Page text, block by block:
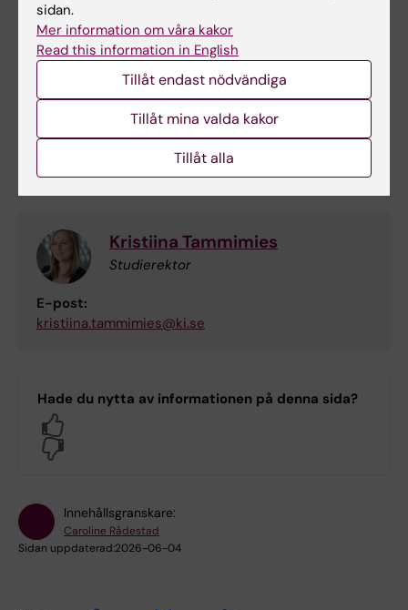
Caroline Rådestad
Utbildningsadministratör
Telefon:
+46852482366
E-post:
caroline.radestad@ki.se
Kristiina Tammimies
Studierektor
E-post:
kristiina.tammimies@ki.se
Hade du nytta av informationen på denna sida?
Innehållsgranskare:
Caroline Rådestad
Sidan uppdaterad:2026-06-04
sidan.
Mer information om våra kakor
Read this information in English
Tillåt endast nödvändiga
Tillåt mina valda kakor
Tillåt alla